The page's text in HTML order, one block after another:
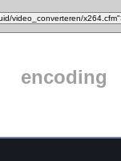
encoding